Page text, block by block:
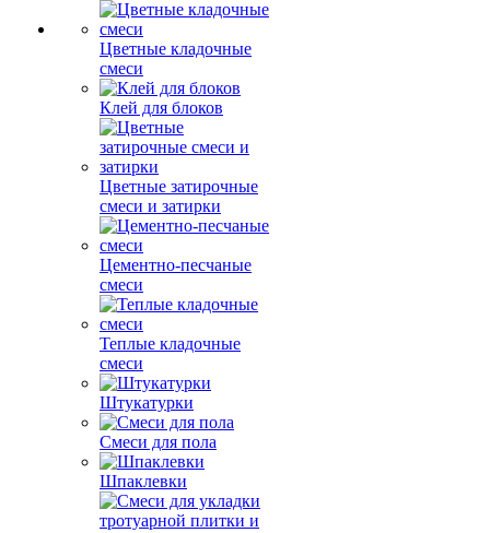
Цветные кладочные
смеси
Клей для блоков
Цветные затирочные
смеси и затирки
Цементно-песчаные
смеси
Теплые кладочные
смеси
Штукатурки
Смеси для пола
Шпаклевки